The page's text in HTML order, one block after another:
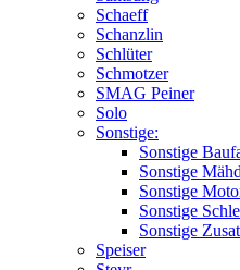
Schaeff
Schanzlin
Schlüter
Schmotzer
SMAG Peiner
Solo
Sonstige:
Sonstige
Sonstige
Sonstige
Sonstige
Sonstige
Speiser